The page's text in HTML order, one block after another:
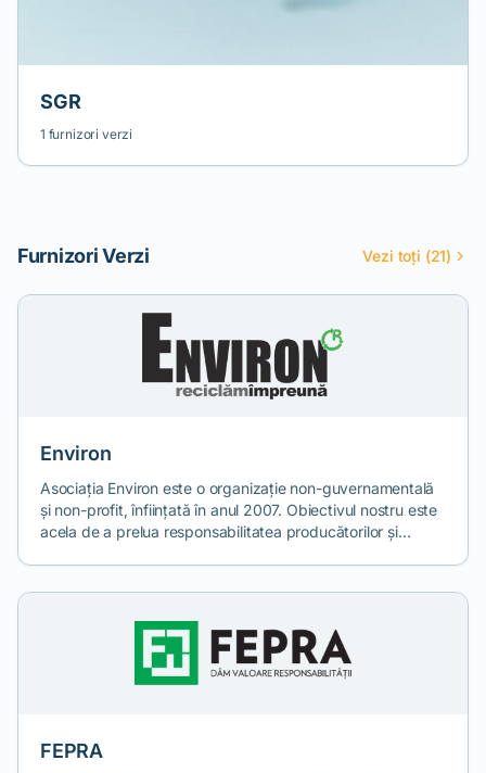
SGR
1 furnizori verzi
Furnizori Verzi Vezi toți (21)
Environ
Asociația Environ este o organizație non-guvernamentală
și non-profit, înființată în anul 2007. Obiectivul nostru este
acela de a prelua responsabilitatea producătorilor și
de viață
FEPRA